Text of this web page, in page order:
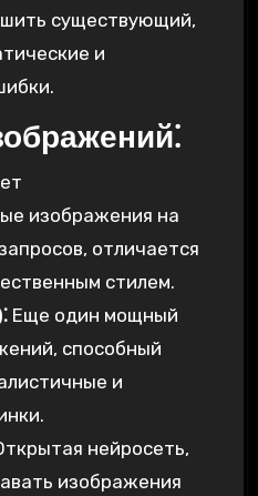
существующий,
и
изображения на
отличается
стилем.
Еще один мощный
способный
и
нейросеть,
изображения